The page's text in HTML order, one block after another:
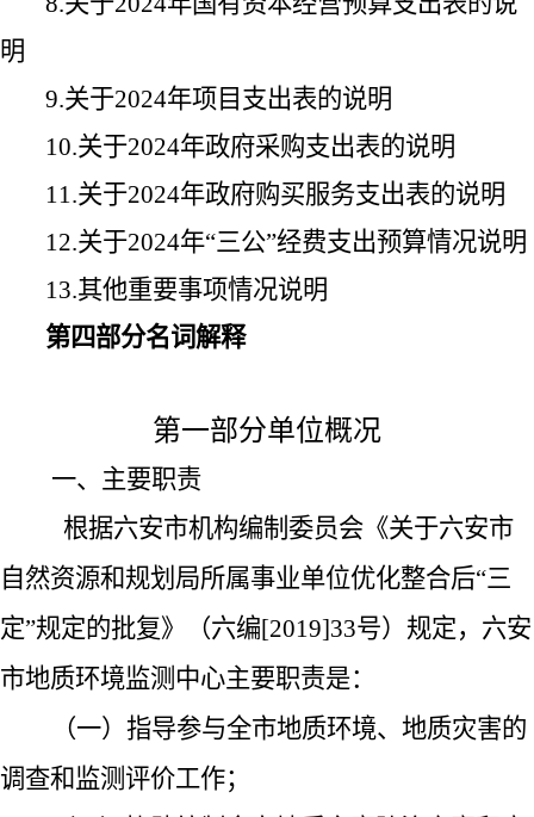
明
9.关于2024年项目支出表的说明
10.关于2024年政府采购支出表的说明
11.关于2024年政府购买服务支出表的说明
12.关于2024年“三公”经费支出预算情况说明
13.其他重要事项情况说明
第四部分名词解释
第一部分单位概况
一、主要职责
根据六安市机构编制委员会 《关于六安市
自然资源和规划局所属事业单位优化整合后“三
定”规定的批复》
（六编[2019]33号）规定，六安
市地质环境监测中心主要职责是：
（一）指导参与全市地质环境、地质灾害的
调查和监测评价工作；